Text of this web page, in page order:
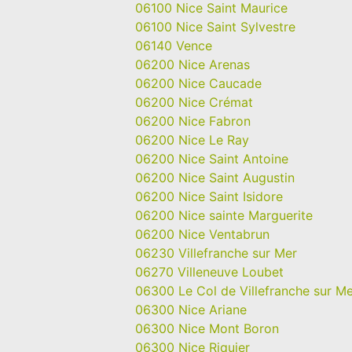
06100 Nice Saint Maurice
06100 Nice Saint Sylvestre
06140 Vence
06200 Nice Arenas
06200 Nice Caucade
06200 Nice Crémat
06200 Nice Fabron
06200 Nice Le Ray
06200 Nice Saint Antoine
06200 Nice Saint Augustin
06200 Nice Saint Isidore
06200 Nice sainte Marguerite
06200 Nice Ventabrun
06230 Villefranche sur Mer
06270 Villeneuve Loubet
06300 Le Col de Villefranche sur
06300 Nice Ariane
06300 Nice Mont Boron
06300 Nice Riquier